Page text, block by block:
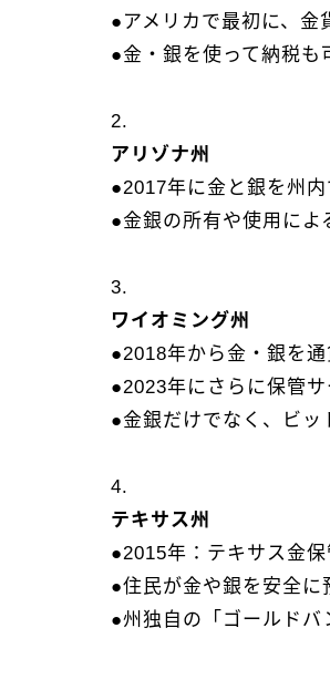
●アメリカで最初に、金
●金・銀を使って納税も
2.
アリゾナ州
●2017年に金と銀を州
●金銀の所有や使用によ
3.
ワイオミング州
●2018年から金・銀を
●2023年にさらに保管
●金銀だけでなく、ビッ
4.
テキサス州
●2015年：テキサス金
●住民が金や銀を安全に
●州独自の「ゴールドバ